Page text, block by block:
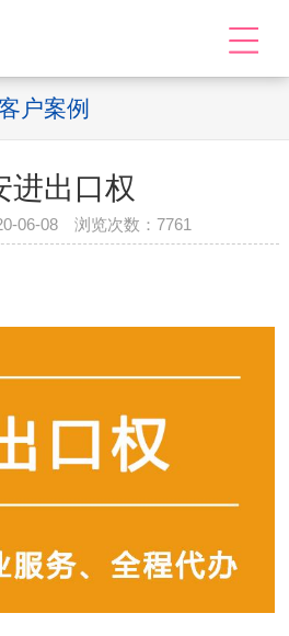
户案例
进出口权
06-08 浏览次数：7761